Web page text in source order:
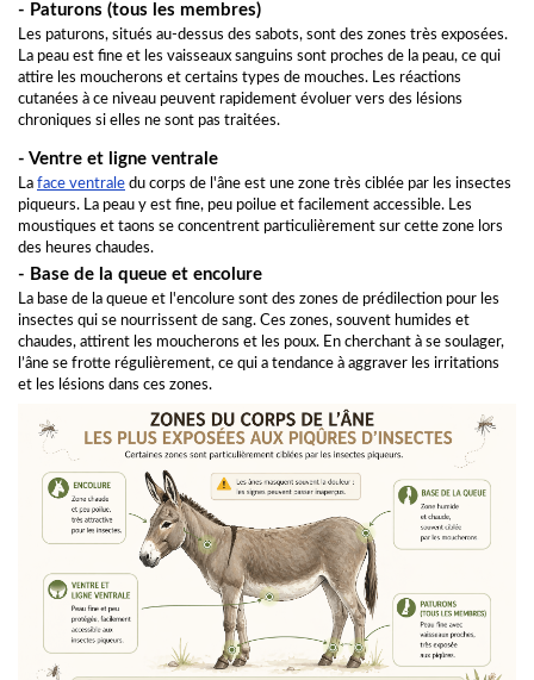
- Paturons (tous les membres)
Les paturons, situés au-dessus des sabots, sont des zones très exposées.
La peau est fine et les vaisseaux sanguins sont proches de la peau, ce qui
attire les moucherons et certains types de mouches. Les réactions
cutanées à ce niveau peuvent rapidement évoluer vers des lésions
chroniques si elles ne sont pas traitées.
- Ventre et ligne ventrale
La face ventrale du corps de l'âne est une zone très ciblée par les insectes
piqueurs. La peau y est fine, peu poilue et facilement accessible. Les
moustiques et taons se concentrent particulièrement sur cette zone lors
des heures chaudes.
- Base de la queue et encolure
La base de la queue et l'encolure sont des zones de prédilection pour les
insectes qui se nourrissent de sang. Ces zones, souvent humides et
chaudes, attirent les moucherons et les poux. En cherchant à se soulager,
l’âne se frotte régulièrement, ce qui a tendance à aggraver les irritations
et les lésions dans ces zones.